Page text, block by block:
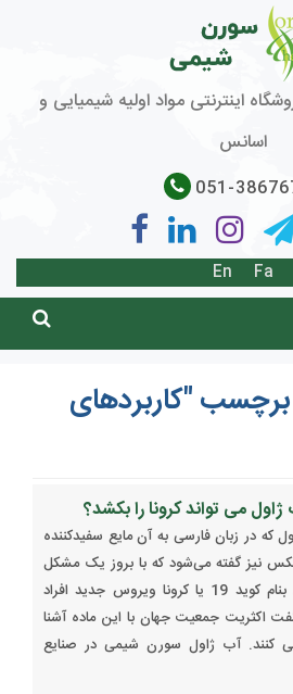
اینترنتی مواد اولیه شیمیایی و
اسانس
051-
Fa
En
برچسب "کاربردهای
ژاول می تواند کرونا را بکشد؟
که در زبان فارسی به آن مایع سفیدکننده
نیز گفته می‌شود که با بروز یک مشکل
جهانی بنام کوید 19 یا کرونا ویروس جدید افراد
اکثریت جمعیت جهان با این ماده آشنا
کنند. آب ژاول سورن شیمی در صنایع